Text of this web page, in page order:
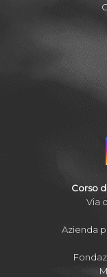
Corso
Via
Azienda